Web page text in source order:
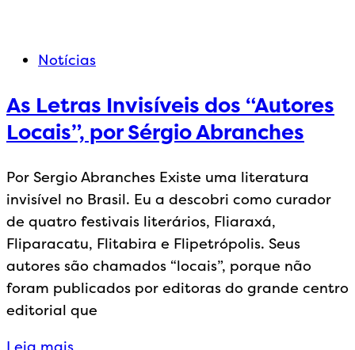
Notícias
As Letras Invisíveis dos “Autores
Locais”, por Sérgio Abranches
Por Sergio Abranches Existe uma literatura
invisível no Brasil. Eu a descobri como curador
de quatro festivais literários, Fliaraxá,
Fliparacatu, Flitabira e Flipetrópolis. Seus
autores são chamados “locais”, porque não
foram publicados por editoras do grande centro
editorial que